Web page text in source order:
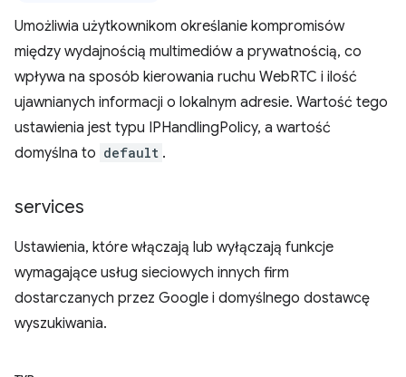
Umożliwia użytkownikom określanie kompromisów
między wydajnością multimediów a prywatnością, co
wpływa na sposób kierowania ruchu WebRTC i ilość
ujawnianych informacji o lokalnym adresie. Wartość tego
ustawienia jest typu IPHandlingPolicy, a wartość
domyślna to default .
services
Ustawienia, które włączają lub wyłączają funkcje
wymagające usług sieciowych innych firm
dostarczanych przez Google i domyślnego dostawcę
wyszukiwania.